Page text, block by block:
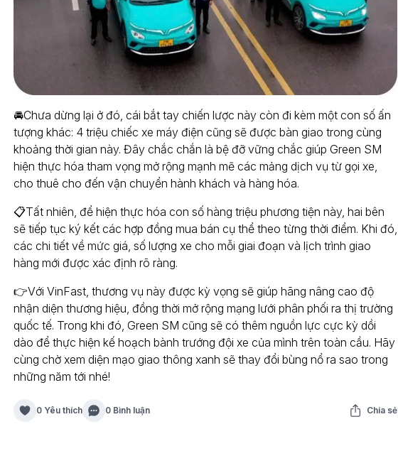
🚘Chưa dừng lại ở đó, cái bắt tay chiến lược này còn đi kèm một con số ấn
tượng khác: 4 triệu chiếc xe máy điện cũng sẽ được bàn giao trong cùng
khoảng thời gian này. Đây chắc chắn là bệ đỡ vững chắc giúp Green SM
hiện thực hóa tham vọng mở rộng mạnh mẽ các mảng dịch vụ từ gọi xe,
cho thuê cho đến vận chuyển hành khách và hàng hóa.
📋Tất nhiên, để hiện thực hóa con số hàng triệu phương tiện này, hai bên
sẽ tiếp tục ký kết các hợp đồng mua bán cụ thể theo từng thời điểm. Khi đó,
các chi tiết về mức giá, số lượng xe cho mỗi giai đoạn và lịch trình giao
hàng mới được xác định rõ ràng.
👉Với VinFast, thương vụ này được kỳ vọng sẽ giúp hãng nâng cao độ
nhận diện thương hiệu, đồng thời mở rộng mạng lưới phân phối ra thị trường
quốc tế. Trong khi đó, Green SM cũng sẽ có thêm nguồn lực cực kỳ dồi
dào để thực hiện kế hoạch bành trướng đội xe của mình trên toàn cầu. Hãy
cùng chờ xem diện mạo giao thông xanh sẽ thay đổi bùng nổ ra sao trong
những năm tới nhé!
0 Yêu thích 0 Bình luận Chia sẻ